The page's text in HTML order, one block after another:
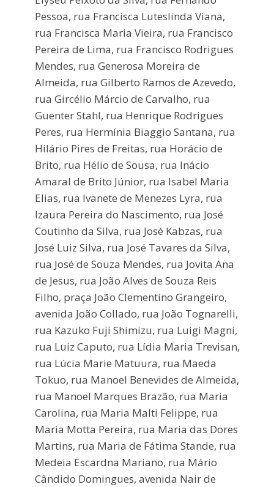
Pessoa, rua Francisca Luteslinda Viana,
rua Francisca Maria Vieira, rua Francisco
Pereira de Lima, rua Francisco Rodrigues
Mendes, rua Generosa Moreira de
Almeida, rua Gilberto Ramos de Azevedo,
rua Gircélio Márcio de Carvalho, rua
Guenter Stahl, rua Henrique Rodrigues
Peres, rua Hermínia Biaggio Santana, rua
Hilário Pires de Freitas, rua Horácio de
Brito, rua Hélio de Sousa, rua Inácio
Amaral de Brito Júnior, rua Isabel Maria
Elias, rua Ivanete de Menezes Lyra, rua
Izaura Pereira do Nascimento, rua José
Coutinho da Silva, rua José Kabzas, rua
José Luiz Silva, rua José Tavares da Silva,
rua José de Souza Mendes, rua Jovita Ana
de Jesus, rua João Alves de Souza Reis
Filho, praça João Clementino Grangeiro,
avenida João Collado, rua João Tognarelli,
rua Kazuko Fuji Shimizu, rua Luigi Magni,
rua Luiz Caputo, rua Lídia Maria Trevisan,
rua Lúcia Marie Matuura, rua Maeda
Tokuo, rua Manoel Benevides de Almeida,
rua Manoel Marques Brazão, rua Maria
Carolina, rua Maria Malti Felippe, rua
Maria Motta Pereira, rua Maria das Dores
Martins, rua Maria de Fátima Stande, rua
Medeia Escardna Mariano, rua Mário
Cândido Domingues, avenida Nair de